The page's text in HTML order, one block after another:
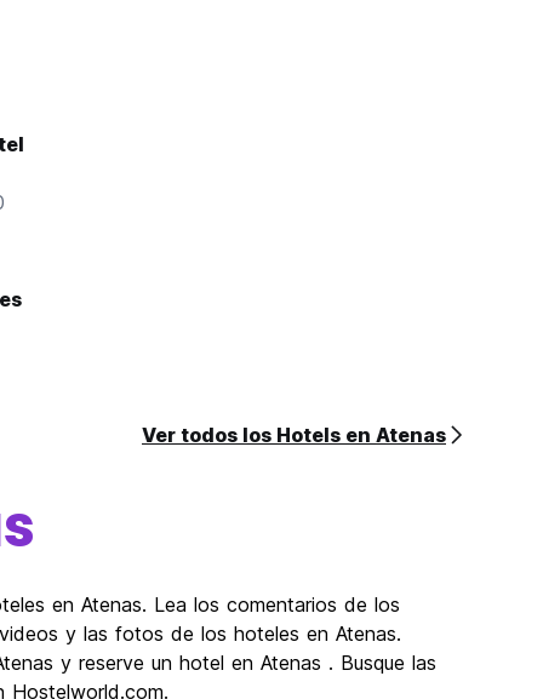
Ver todos los Hotels en Atenas
en Atenas. Lea los comentarios de los
y las fotos de los hoteles en Atenas.
y reserve un hotel en Atenas . Busque las
Hostelworld.com.